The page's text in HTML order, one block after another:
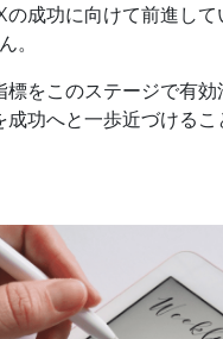
の成功に向けて前進して
。
標をこのステージで有効
成功へと一歩近づけるこ